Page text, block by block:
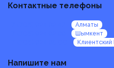
Контактные телефоны
Алматы
Шымкент
Клиентский
Напишите нам